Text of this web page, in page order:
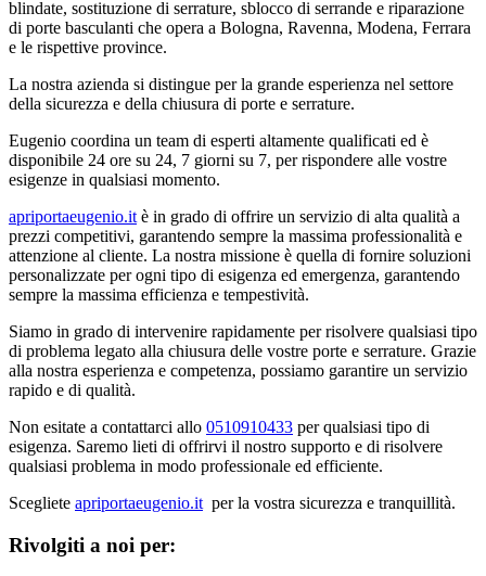
blindate, sostituzione di serrature, sblocco di serrande e riparazione
di porte basculanti che opera a Bologna, Ravenna, Modena, Ferrara
e le rispettive province.
La nostra azienda si distingue per la grande esperienza nel settore
della sicurezza e della chiusura di porte e serrature.
Eugenio coordina un team di esperti altamente qualificati ed è
disponibile 24 ore su 24, 7 giorni su 7, per rispondere alle vostre
esigenze in qualsiasi momento.
apriportaeugenio.it è in grado di offrire un servizio di alta qualità a
prezzi competitivi, garantendo sempre la massima professionalità e
attenzione al cliente. La nostra missione è quella di fornire soluzioni
personalizzate per ogni tipo di esigenza ed emergenza, garantendo
sempre la massima efficienza e tempestività.
Siamo in grado di intervenire rapidamente per risolvere qualsiasi tipo
di problema legato alla chiusura delle vostre porte e serrature. Grazie
alla nostra esperienza e competenza, possiamo garantire un servizio
rapido e di qualità.
Non esitate a contattarci allo 0510910433 per qualsiasi tipo di
esigenza. Saremo lieti di offrirvi il nostro supporto e di risolvere
qualsiasi problema in modo professionale ed efficiente.
Scegliete apriportaeugenio.it per la vostra sicurezza e tranquillità.
Rivolgiti a noi per: